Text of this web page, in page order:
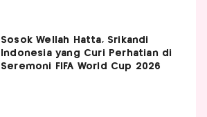
Sosok Wellah Hatta, Srikandi
Indonesia yang Curi Perhatian di
Seremoni FIFA World Cup 2026